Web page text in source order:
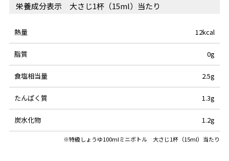
栄養成分表示 大さじ1杯（15ml）当たり
熱量 12kcal
脂質 0g
食塩相当量 2.5g
たんぱく質 1.3g
炭水化物 1.2g
※特級しょうゆ100mlミニボトル 大さじ1杯（15ml）当たり